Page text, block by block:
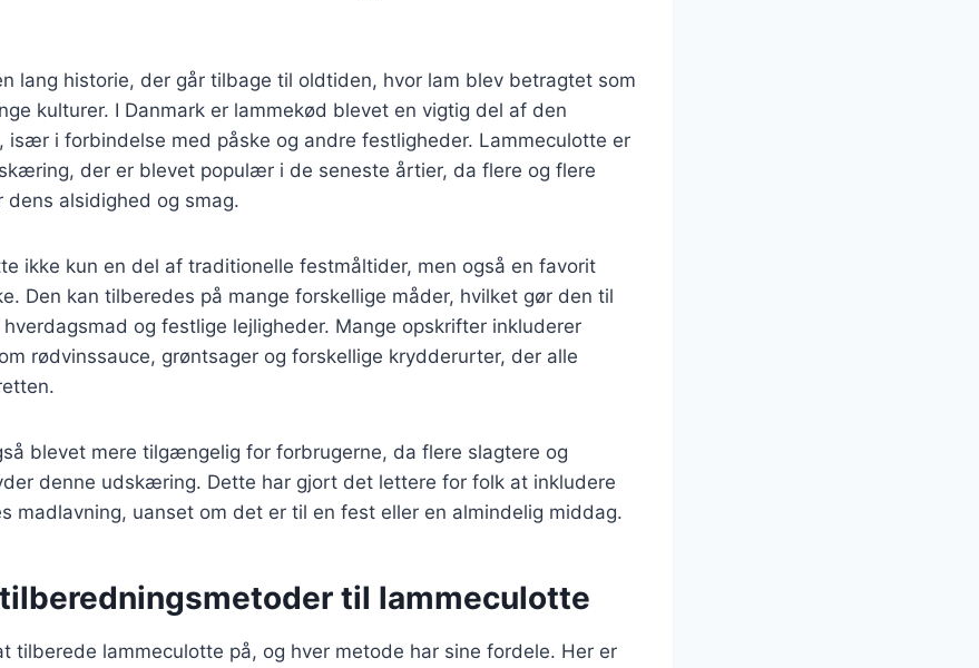
lang historie, der går tilbage til oldtiden, hvor lam blev betragtet som
kulturer. I Danmark er lammekød blevet en vigtig del af den
især i forbindelse med påske og andre festligheder. Lammeculotte er
der er blevet populær i de seneste årtier, da flere og flere
dens alsidighed og smag.
ikke kun en del af traditionelle festmåltider, men også en favorit
Den kan tilberedes på mange forskellige måder, hvilket gør den til
og festlige lejligheder. Mange opskrifter inkluderer
rødvinssauce, grøntsager og forskellige krydderurter, der alle
blevet mere tilgængelig for forbrugerne, da flere slagtere og
denne udskæring. Dette har gjort det lettere for folk at inkludere
madlavning, uanset om det er til en fest eller en almindelig middag.
til lammeculotte
tilberede lammeculotte på, og hver metode har sine fordele. Her er